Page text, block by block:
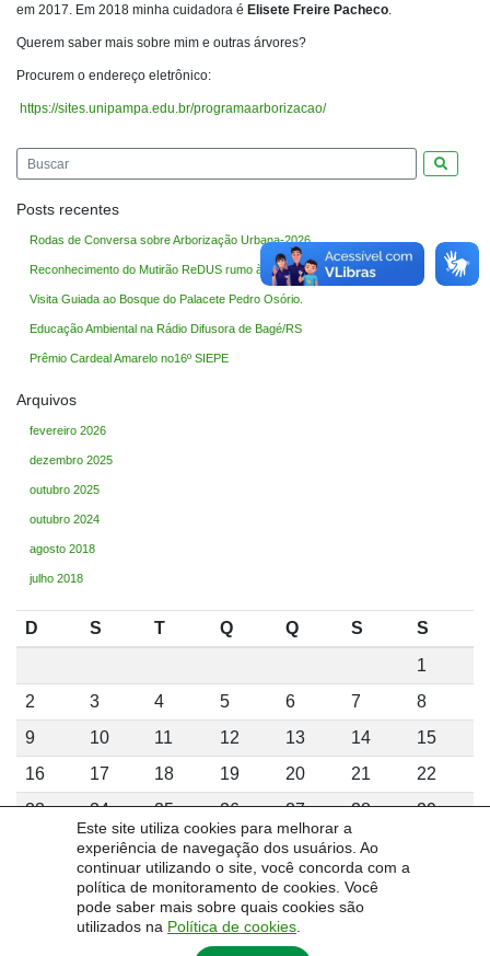
Este site utiliza cookies para melhorar a
experiência de navegação dos usuários. Ao
continuar utilizando o site, você concorda com a
política de monitoramento de cookies. Você
pode saber mais sobre quais cookies são
utilizados na Política de cookies
em 2017. Em 2018 minha cuidadora é Elisete Freire Pacheco.
Querem saber mais sobre mim e outras árvores?
Procurem o endereço eletrônico:
https://sites.unipampa.edu.br/programaarborizacao/
Posts recentes
Rodas de Conversa sobre Arborização Urbana-2026
Reconhecimento do Mutirão ReDUS rumo à COP30
Visita Guiada ao Bosque do Palacete Pedro Osório.
Educação Ambiental na Rádio Difusora de Bagé/RS
Prêmio Cardeal Amarelo no16º SIEPE
Arquivos
fevereiro 2026
dezembro 2025
outubro 2025
outubro 2024
agosto 2018
julho 2018
agosto 2026
D S T Q Q S
S
1
2
3 4 5 6 7
8
9
10 11 12 13 14
15
16
17 18 19 20 21
22
23
24 25 26 27 28
29
31